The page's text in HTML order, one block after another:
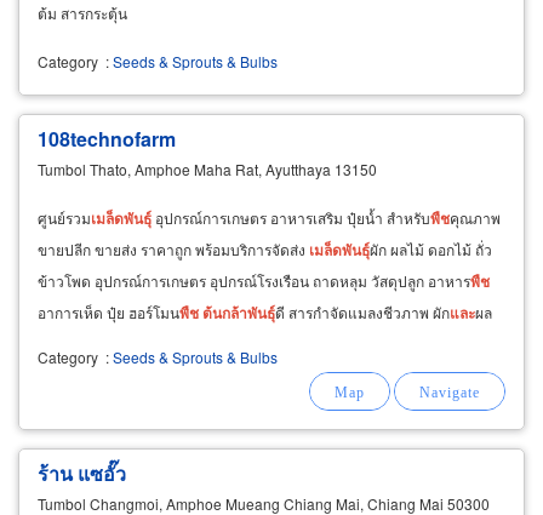
ต้ม สารกระตุ้น
Category :Seeds & Sprouts & Bulbs
108technofarm
Tumbol Thato, Amphoe Maha Rat, Ayutthaya 13150
ศูนย์รวมเมล็ดพันธุ์ อุปกรณ์การเกษตร อาหารเสริม ปุ๋ยน้ำ สำหรับพืชคุณภาพ
ขายปลีก ขายส่ง ราคาถูก พร้อมบริการจัดส่ง เมล็ดพันธุ์ผัก ผลไม้ ดอกไม้ ถั่ว
ข้าวโพด อุปกรณ์การเกษตร อุปกรณ์โรงเรือน ถาดหลุม วัสดุปลูก อาหารพืช
อาการเห็ด ปุ๋ย ฮอร์โมนพืช ต้นกล้าพันธุ์ดี สารกำจัดแมลงชีวภาพ ผักและผล
Category :Seeds & Sprouts & Bulbs
ร้าน แซอั๊ว
Tumbol Changmoi, Amphoe Mueang Chiang Mai, Chiang Mai 50300